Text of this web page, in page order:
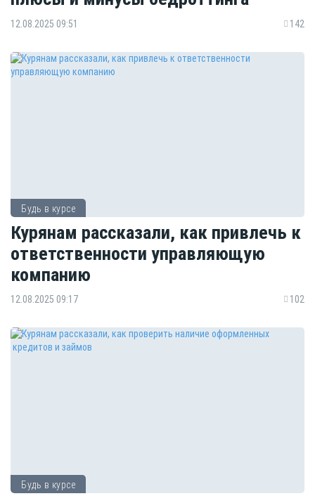
12.08.2025 09:51 142
Будь в курсе
Курянам рассказали, как привлечь к
ответственности управляющую
компанию
12.08.2025 09:17 102
Будь в курсе